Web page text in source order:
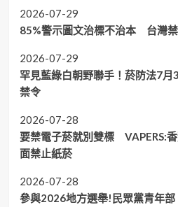
2026-07-29
85%警示圖文治標不治本 台灣
2026-07-29
罕見藍綠白朝野聯手！菸防法7
禁令
2026-07-28
要禁電子菸就別雙標 VAPERS:
面禁止紙菸
2026-07-28
參與2026地方選舉!民眾黨青年